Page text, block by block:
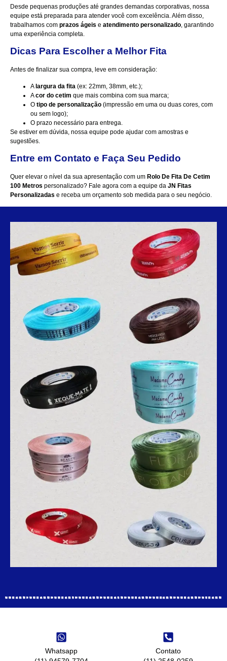
Desde pequenas produções até grandes demandas corporativas, nossa
equipe está preparada para atender você com excelência. Além disso,
trabalhamos com prazos ágeis e atendimento personalizado , garantindo
uma experiência completa.
Dicas Para Escolher a Melhor Fita
Antes de finalizar sua compra, leve em consideração:
Alargura da fita (ex: 22mm, 38mm, etc.);
Acor do cetim que mais combina com sua marca;
O tipo de personalização (impressão em uma ou duas cores, com
ou sem logo);
O prazo necessário para entrega.
Se estiver em dúvida, nossa equipe pode ajudar com amostras e
sugestões.
Entre em Contato e Faça Seu Pedido
Quer elevar o nível da sua apresentação com um Rolo De Fita De Cetim
100 Metros personalizado? Fale agora com a equipe da JN Fitas
Personalizadas e receba um orçamento sob medida para o seu negócio.
Whatsapp
Contato